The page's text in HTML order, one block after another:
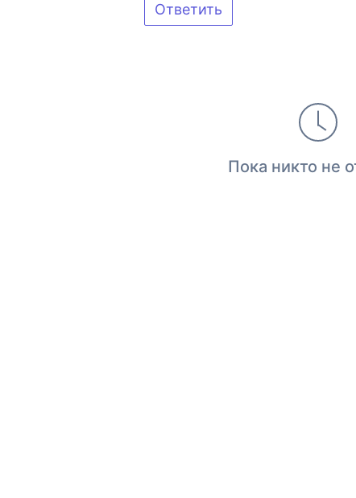
Ответить
Пока никто не